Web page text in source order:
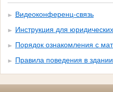
Видеоконференц-связь
Инструкция для
Порядок ознакомления с
Правила поведения в